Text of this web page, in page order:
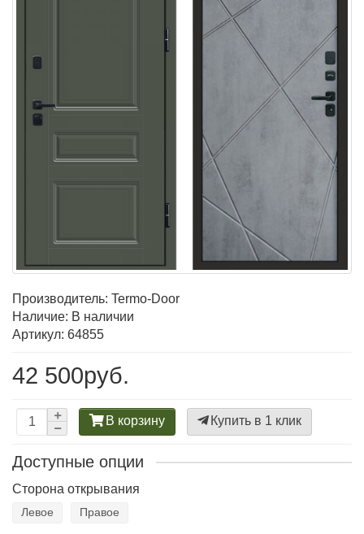
Производитель: Termo-Door
Наличие: В наличии
Артикул: 64855
42 500руб.
В корзину Купить в 1 клик
Доступные опции
Сторона открывания
Левое Правое